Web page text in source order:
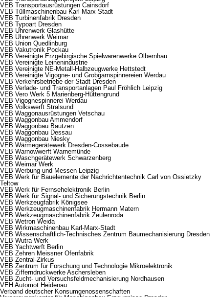
VEB Transportausrüstungen Cainsdorf
VEB Tüllmaschinenbau Karl-Marx-Stadt
VEB Turbinenfabrik Dresden
VEB Typoart Dresden
VEB Uhrenwerk Glashütte
VEB Uhrenwerk Weimar
VEB Union Quedlinburg
VEB Vakutronik Pockau
VEB Vereinigte Erzgebirgische Spielwarenwerke Olbernhau
VEB Vereinigte Leinenindustrie
VEB Vereinigte NE-Metall-Halbzeugwerke Hettstedt
VEB Vereinigte Vigogne- und Grobgarnspinnereien Werdau
VEB Verkehrsbetriebe der Stadt Dresden
VEB Verlade- und Transportanlagen Paul Fröhlich Leipzig
VEB Vero Werk 5 Marienberg-Hüttengrund
VEB Vigognespinnerei Werdau
VEB Volkswerft Stralsund
VEB Waggonausrüstungen Vetschau
VEB Waggonbau Ammendorf
VEB Waggonbau Bautzen
VEB Waggonbau Dessau
VEB Waggonbau Niesky
VEB Wärmegerätewerk Dresden-Cossebaude
VEB Warnowwerft Warnemünde
VEB Waschgerätewerk Schwarzenberg
VEB Weimar Werk
VEB Werbung und Messen Leipzig
VEB Werk für Bauelemente der Nachrichtentechnik Carl von Ossietzky
Teltow
VEB Werk für Fernsehelektronik Berlin
VEB Werk für Signal- und Sicherungstechnik Berlin
VEB Werkzeugfabrik Königsee
VEB Werkzeugmaschinenfabrik Hermann Matern
VEB Werkzeugmaschinenfabrik Zeulenroda
VEB Wetron Weida
VEB Wirkmaschinenbau Karl-Marx-Stadt
VEB Wissenschaftlich-Technisches Zentrum Baumechanisierung Dresden
VEB Wutra-Werk
VEB Yachtwerft Berlin
VEB Zehren Meissner Ofenfabrik
VEB Zentral-Zirkus
VEB Zentrum für Forschung und Technologie Mikroelektronik
VEB Zifferndruckwerke Aschersleben
VEB Zucht- und Versuchsfeldmechanisierung Nordhausen
VEH Automot Heidenau
Verband deutscher Konsumgenossenschaften